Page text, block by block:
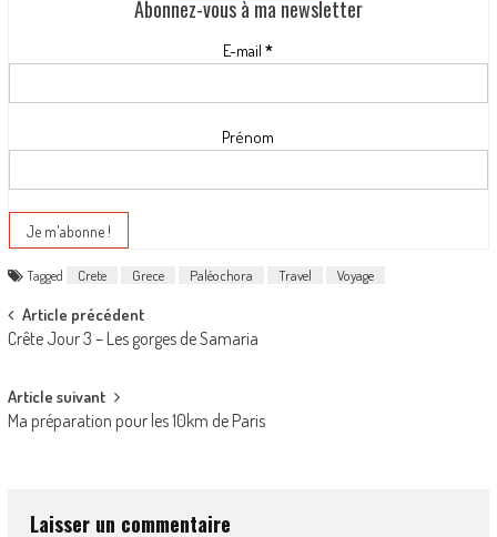
Abonnez-vous à ma newsletter
E-mail*
Prénom
Tagged Crete Grece Paléochora Travel Voyage
Post navigation
Article précédent
Crête Jour 3 – Les gorges de Samaria
Article suivant
Ma préparation pour les 10km de Paris
Laisser un commentaire